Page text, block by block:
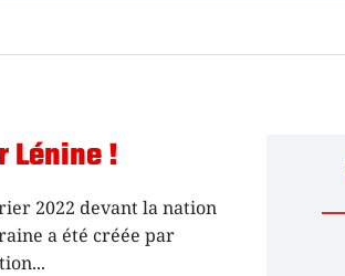
Lénine !
2022 devant la nation
a été créée par